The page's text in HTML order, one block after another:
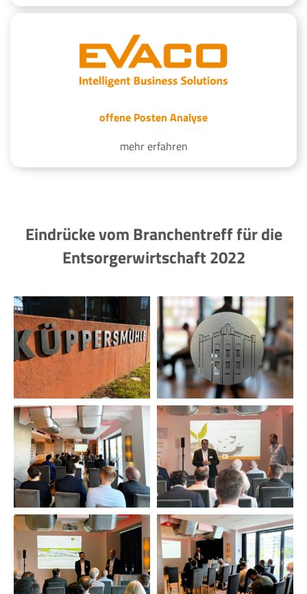
offene Posten Analyse
mehr erfahren
Eindrücke vom Branchentreff für die
Entsorgerwirtschaft 2022